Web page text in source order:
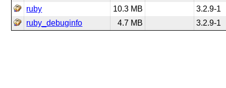
ruby 10.3 MB
3.2.9-1
ruby_debuginfo
4.7 MB 3.2.9-1